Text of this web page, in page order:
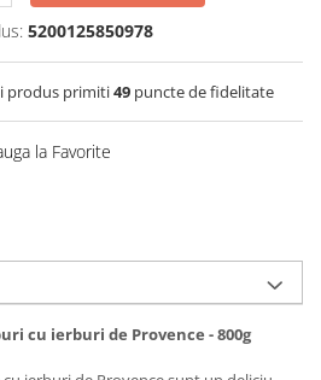
5200125850978
produs primiti49puncte de fidelitate
la Favorite
cu ierburi de Provence - 800g